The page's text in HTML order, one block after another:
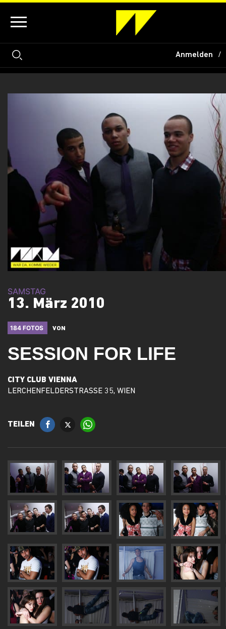
Anmelden
SAMSTAG
13. März 2010
184 FOTOS VON
SESSION FOR LIFE
CITY CLUB VIENNA
LERCHENFELDERSTRASSE 35, WIEN
TEILEN